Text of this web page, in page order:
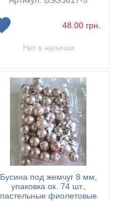
48.00 грн.
Нет в наличии
Бусина под жемчуг 8 мм,
упаковка ок. 74 шт.,
пастельные фиолетовые